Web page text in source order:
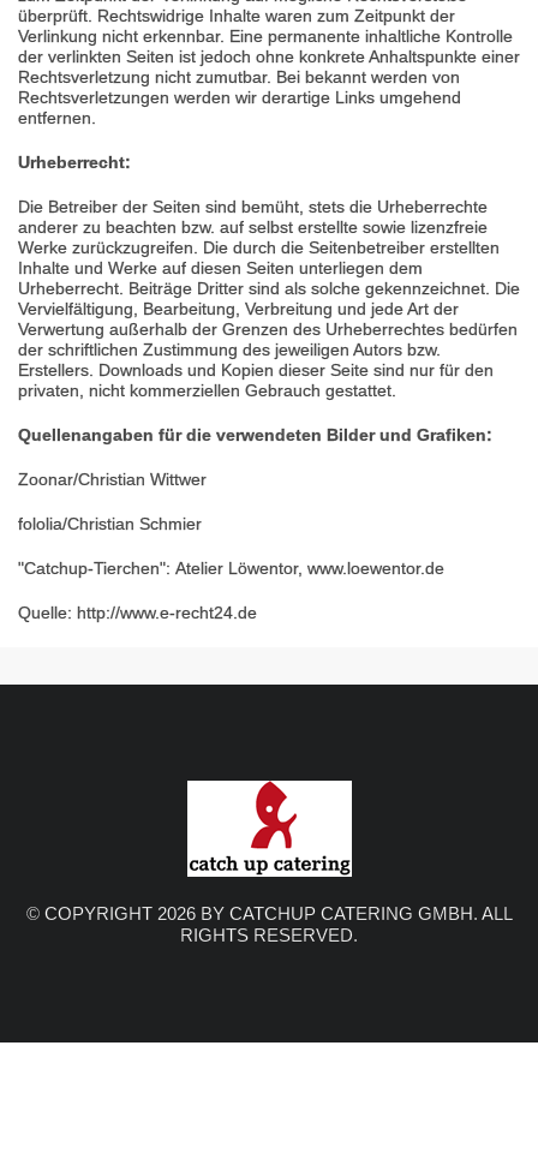
überprüft. Rechtswidrige Inhalte waren zum Zeitpunkt der
Verlinkung nicht erkennbar. Eine permanente inhaltliche Kontrolle
der verlinkten Seiten ist jedoch ohne konkrete Anhaltspunkte einer
Rechtsverletzung nicht zumutbar. Bei bekannt werden von
Rechtsverletzungen werden wir derartige Links umgehend
entfernen.
Urheberrecht:
Die Betreiber der Seiten sind bemüht, stets die Urheberrechte
anderer zu beachten bzw. auf selbst erstellte sowie lizenzfreie
Werke zurückzugreifen. Die durch die Seitenbetreiber erstellten
Inhalte und Werke auf diesen Seiten unterliegen dem
Urheberrecht. Beiträge Dritter sind als solche gekennzeichnet. Die
Vervielfältigung, Bearbeitung, Verbreitung und jede Art der
Verwertung außerhalb der Grenzen des Urheberrechtes bedürfen
der schriftlichen Zustimmung des jeweiligen Autors bzw.
Erstellers. Downloads und Kopien dieser Seite sind nur für den
privaten, nicht kommerziellen Gebrauch gestattet.
Quellenangaben für die verwendeten Bilder und Grafiken:
Zoonar/Christian Wittwer
fololia/Christian Schmier
"Catchup-Tierchen": Atelier Löwentor, www.loewentor.de
Quelle: http://www.e-recht24.de
© COPYRIGHT 2026 BY CATCHUP CATERING GMBH. ALL
RIGHTS RESERVED.